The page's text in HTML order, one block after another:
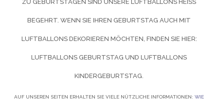
ZU GEBURTSTAGEN SIND UNSERE LUFTBALLONS HEISS B
EGEHRT. WENN SIE IHREN GEBURTSTAG AUCH MIT L
UFTBALLONS DEKORIEREN MÖCHTEN, FINDEN SIE HIER:
LUFTBALLONS GEBURTSTAG UND LUFTBALLONS
KINDERGEBURTSTAG.
AUF UNSEREN SEITEN ERHALTEN SIE VIELE NÜTZLICHE INFORMATIONEN: WIE